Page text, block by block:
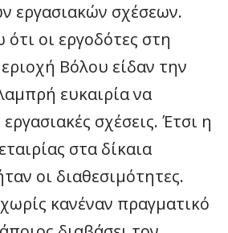
εργασιακών σχέσεων.
ότι οι εργοδότες στη
Βόλου είδαν την
ευκαιρία να
σχέσεις. Έτσι η
στα δίκαια
οι διαθεσιμότητες.
κανέναν πραγματικό